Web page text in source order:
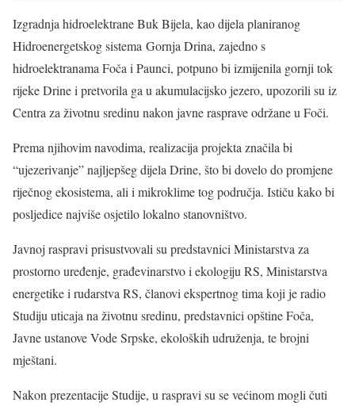
Izgradnja hidroelektrane Buk Bijela, kao dijela planiranog
Hidroenergetskog sistema Gornja Drina, zajedno s
hidroelektranama Foča i Paunci, potpuno bi izmijenila gornji tok
rijeke Drine i pretvorila ga u akumulacijsko jezero, upozorili su iz
Centra za životnu sredinu nakon javne rasprave održane u Foči.
Prema njihovim navodima, realizacija projekta značila bi
“ujezerivanje” najljepšeg dijela Drine, što bi dovelo do promjene
riječnog ekosistema, ali i mikroklime tog područja. Ističu kako bi
posljedice najviše osjetilo lokalno stanovništvo.
Javnoj raspravi prisustvovali su predstavnici Ministarstva za
prostorno uređenje, građevinarstvo i ekologiju RS, Ministarstva
energetike i rudarstva RS, članovi ekspertnog tima koji je radio
Studiju uticaja na životnu sredinu, predstavnici opštine Foča,
Javne ustanove Vode Srpske, ekoloških udruženja, te brojni
mještani.
Nakon prezentacije Studije, u raspravi su se većinom mogli čuti